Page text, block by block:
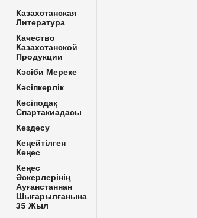
Казахстанская
Литература
Качество
Казахстанской
Продукции
Кәсіби Мереке
Кәсіпкерлік
Кәсіподақ
Спартакиадасы
Кездесу
Кеңейтілген
Кеңес
Кеңес
Әскерлерінің
Ауғанстаннан
Шығарылғанына
35 Жыл